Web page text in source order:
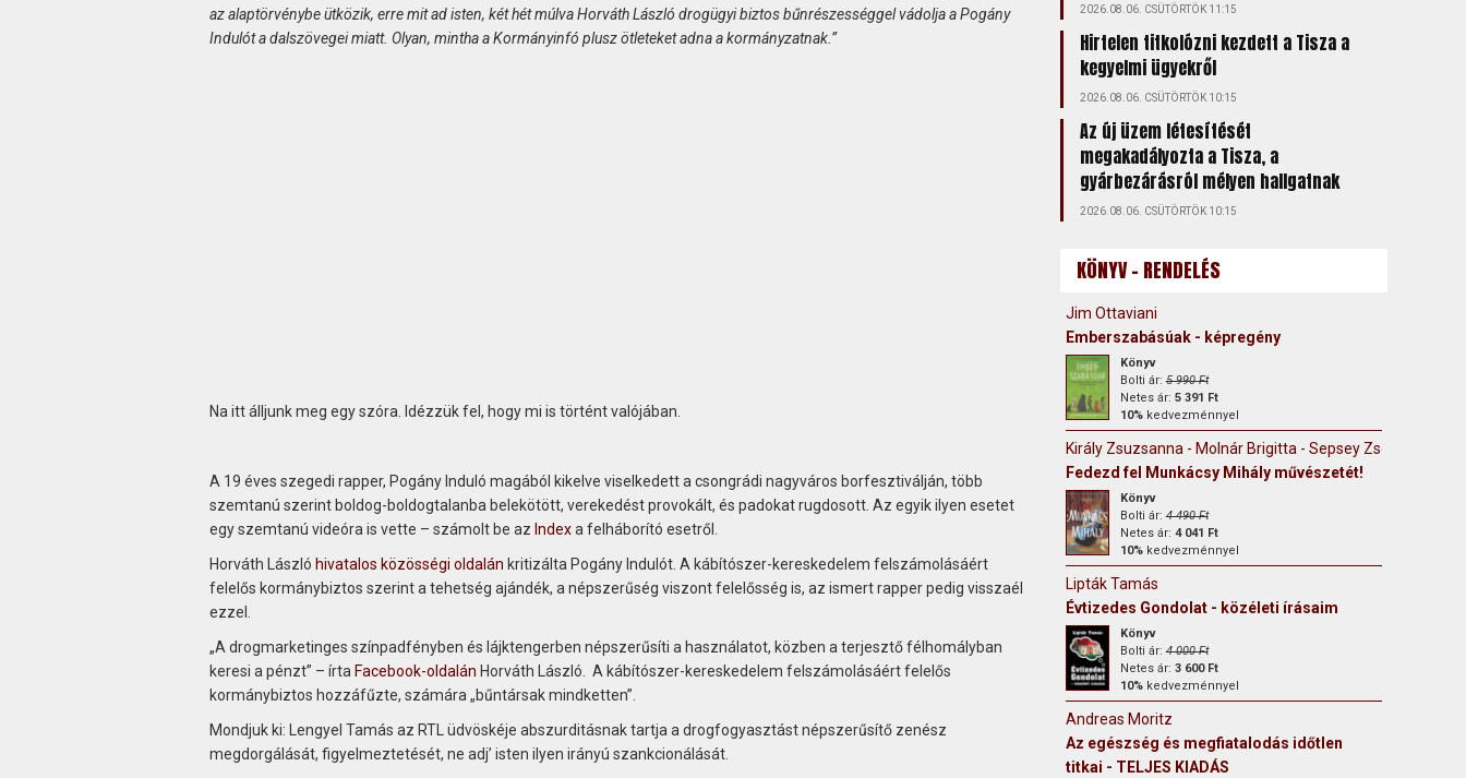
az alaptörvénybe ütközik, erre mit ad isten, két hét múlva Horváth László drogügyi biztos bűnrészességgel vádolja a Pogány
Indulót a dalszövegei miatt. Olyan, mintha a Kormányinfó plusz ötleteket adna a kormányzatnak.”
Na itt álljunk meg egy szóra. Idézzük fel, hogy mi is történt valójában.
A 19 éves szegedi rapper, Pogány Induló magából kikelve viselkedett a csongrádi nagyváros borfesztiválján, több
szemtanú szerint boldog-boldogtalanba belekötött, verekedést provokált, és padokat rugdosott. Az egyik ilyen esetet
egy szemtanú videóra is vette – számolt be az Indexa felháborító esetről.
Horváth László hivatalos közösségi oldalán kritizálta Pogány Indulót. A kábítószer-kereskedelem felszámolásáért
felelős kormánybiztos szerint a tehetség ajándék, a népszerűség viszont felelősség is, az ismert rapper pedig visszaél
ezzel.
„A drogmarketinges színpadfényben és lájktengerben népszerűsíti a használatot, közben a terjesztő félhomályban
keresi a pénzt” – írta Facebook-oldalán Horváth László. A kábítószer-kereskedelem felszámolásáért felelős
kormánybiztos hozzáfűzte, számára „bűntársak mindketten”.
Mondjuk ki: Lengyel Tamás az RTL üdvöskéje abszurditásnak tartja a drogfogyasztást népszerűsítő zenész
megdorgálását, figyelmeztetését, ne adj’ isten ilyen irányú szankcionálását.
2026.08.06. CSÜTÖRTÖK 11:15
Hirtelen titkolózni kezdett a Tisza a
kegyelmi ügyekről
2026.08.06. CSÜTÖRTÖK 10:15
Az új üzem létesítését
megakadályozta a Tisza, a
gyárbezárásról mélyen hallgatnak
2026.08.06. CSÜTÖRTÖK 10:15
KÖNYV - RENDELÉS
Jim Ottaviani
Emberszabásúak - képregény
Könyv
Bolti ár:5 990 Ft
Netes ár: 5 391 Ft
10%kedvezménnyel
Király Zsuzsanna - Molnár Brigitta - Sepsey Zsófia
Fedezd fel Munkácsy Mihály művészetét!
Könyv
Bolti ár:4 490 Ft
Netes ár: 4 041 Ft
10%kedvezménnyel
Lipták Tamás
Évtizedes Gondolat - közéleti írásaim
Könyv
Bolti ár:4 000 Ft
Netes ár: 3 600 Ft
10%kedvezménnyel
Andreas Moritz
Az egészség és megfiatalodás időtlen
titkai - TELJES KIADÁS